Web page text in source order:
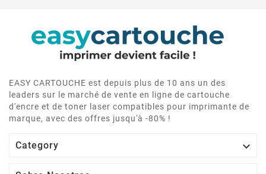
EASY CARTOUCHE est depuis plus de 10 ans un des
leaders sur le marché de vente en ligne de cartouche
d'encre et de toner laser compatibles pour imprimante de
marque, avec des offres jusqu'à -80% !
Category 